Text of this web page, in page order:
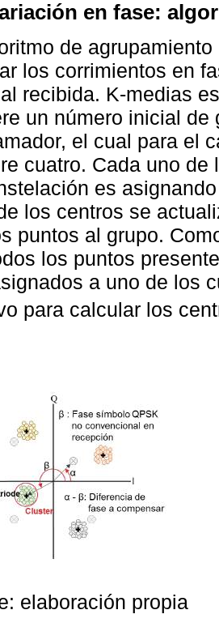
en fase:
de
los corrimientos en
recibida. K-medias
un número inicial
el cual para el
cuatro. Cada uno
es
los centros se
puntos al grupo.
los puntos
a uno de los
para calcular los
elaboración propia